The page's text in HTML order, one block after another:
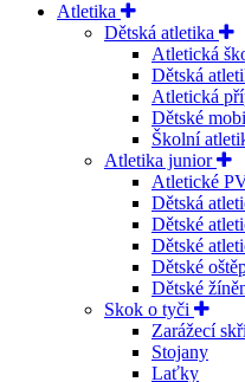
Atletika
Dětská atletika
Atletická
Dětská
Atletická
Dětské
Školní
Atletika junior
Atletické
Dětská
Dětské
Dětské
Dětské
Dětské
Skok o tyči
Zarážecí
Stojany
Laťky